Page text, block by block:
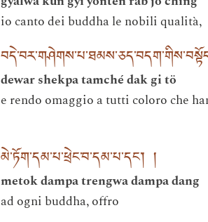
io canto dei buddha le nobili qualità,
dewar shekpa tamché dak gi tö
e rendo omaggio a tutti coloro che
མེ་ཏོག་དམ་པ་ཕྲེང་བ་དམ་པ་དང་། །
metok dampa trengwa dampa dang
ad ogni buddha, offro